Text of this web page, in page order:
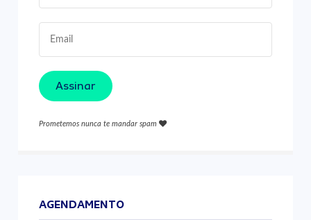
Assinar
Prometemos nunca te mandar spam
AGENDAMENTO